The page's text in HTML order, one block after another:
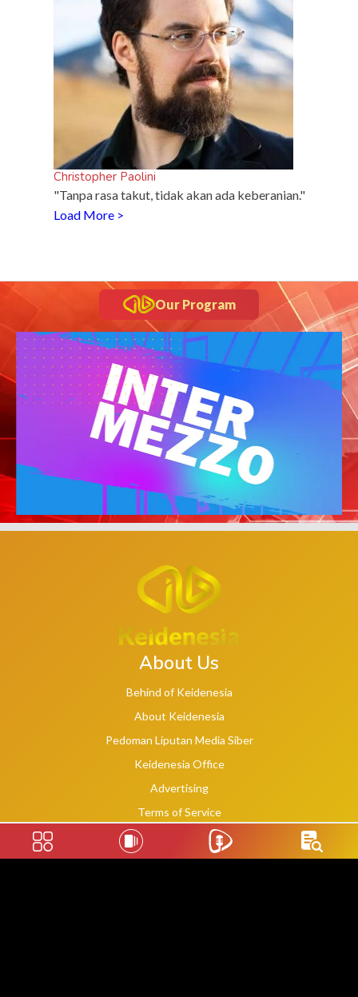
Christopher Paolini
"Tanpa rasa takut, tidak akan ada keberanian."
Load More >
Our Program
About Us
Behind of Keidenesia
About Keidenesia
Pedoman Liputan Media Siber
Keidenesia Office
Advertising
Terms of Service
Privacy Policy
Social Links